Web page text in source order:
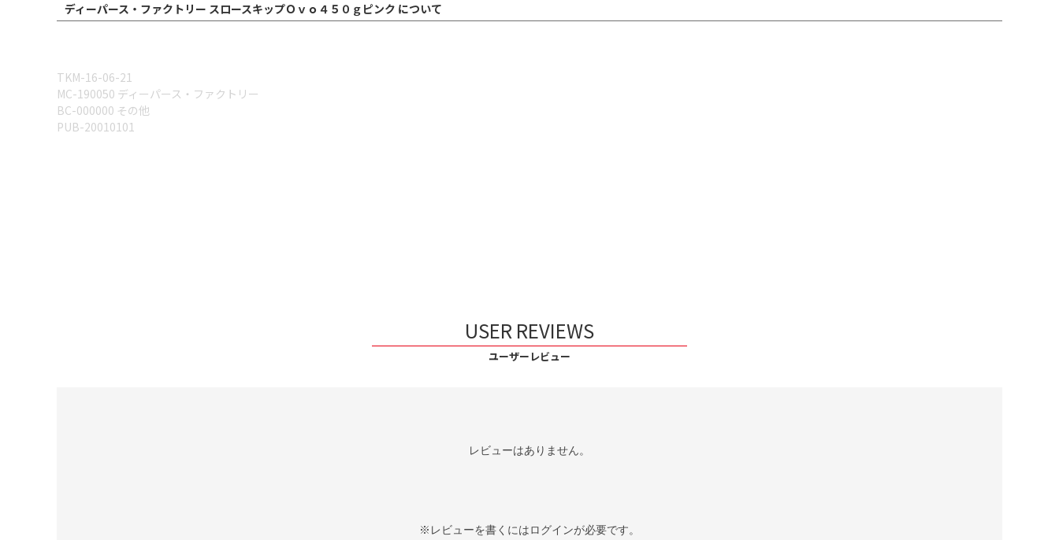
ディーパース・ファクトリー スロースキップＯｖｏ４５０ｇピンク について
TKM-16-06-21
MC-190050 ディーパース・ファクトリー
BC-000000 その他
PUB-20010101
USER REVIEWS
ユーザーレビュー
レビューはありません。
※レビューを書くにはログインが必要です。